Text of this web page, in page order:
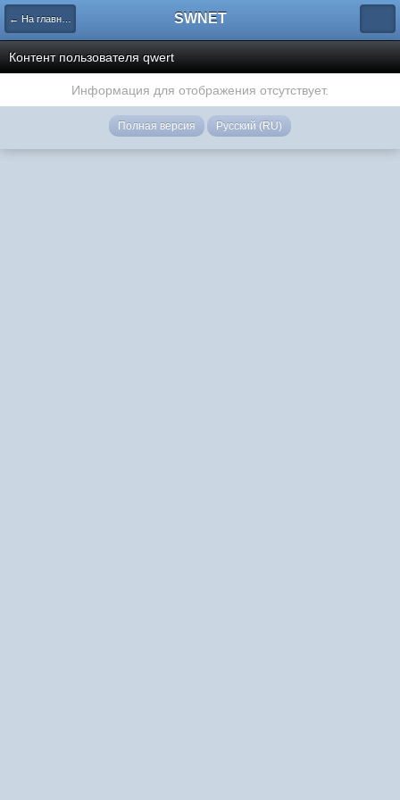
← На главную страницу SWNET
Контент пользователя qwert
Информация для отображения отсутствует.
Полная версия Русский (RU)